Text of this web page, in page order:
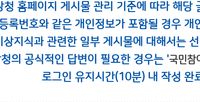
청 홈페이지 게시물 관리 기준에 따라 해당
록번호와 같은 개인정보가 포함될 경우
상지식과 관련한 일부 게시물에 대해서는
의 공식적인 답변이 필요한 경우는 '국민참
로그인 유지시간(10분) 내 작성 완